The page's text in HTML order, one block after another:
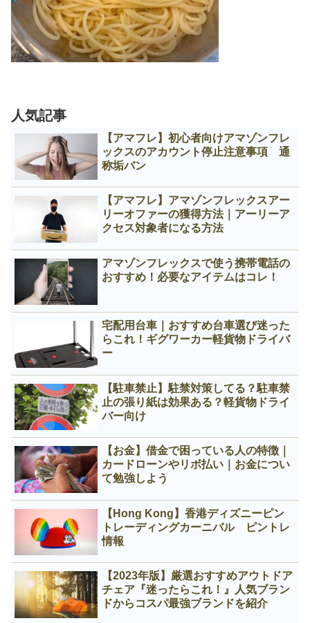
人気記事
【アマフレ】初心者向けアマゾンフレ
ックスのアカウント停止注意事項 通
称垢バン
【アマフレ】アマゾンフレックスアー
リーオファーの獲得方法｜アーリーア
クセス対象者になる方法
アマゾンフレックスで使う携帯電話の
おすすめ！必要なアイテムはコレ！
宅配用台車｜おすすめ台車選び迷った
らこれ！ギグワーカー軽貨物ドライバ
ー
【駐車禁止】駐禁対策してる？駐車禁
止の張り紙は効果ある？軽貨物ドライ
バー向け
【お金】借金で困っている人の特徴｜
カードローンやリボ払い｜お金につい
て勉強しよう
【Hong Kong】香港ディズニーピン
トレーディングカーニバル ピントレ
情報
【2023年版】厳選おすすめアウトドア
チェア『迷ったらこれ！』人気ブラン
ドからコスパ最強ブランドを紹介